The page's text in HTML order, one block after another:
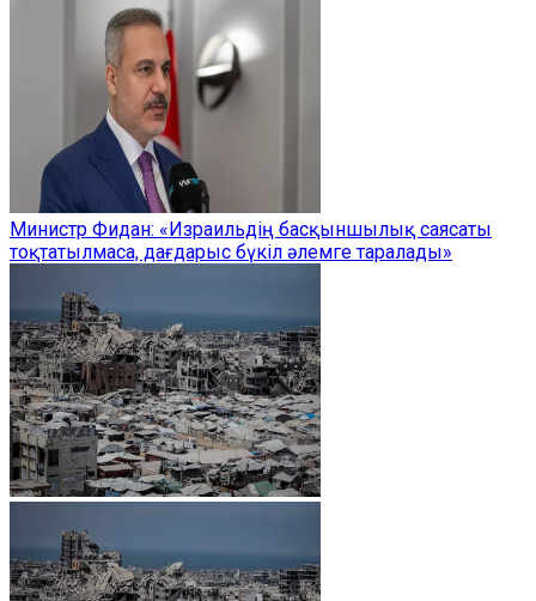
Министр Фидан: «Израильдің басқыншылық саясаты
тоқтатылмаса, дағдарыс бүкіл әлемге таралады»